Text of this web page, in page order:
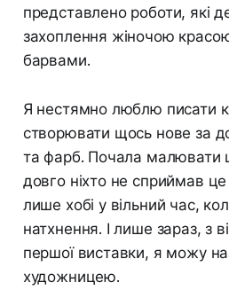
представлено роботи, які
захоплення жіночою
барвами.
Я нестямно люблю писати
створювати щось нове за
та фарб. Почала малювати
довго ніхто не сприймав
лише хобі у вільний час,
натхнення. І лише зараз, з
першої виставки, я можу
художницею.